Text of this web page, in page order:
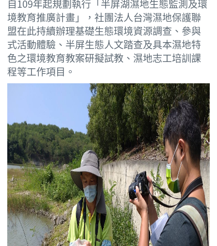
自109年起規劃執行「半屏湖濕地生態監測及環
境教育推廣計畫」，社團法人台灣濕地保護聯
盟在此持續辦理基礎生態環境資源調查、參與
式活動體驗、半屏生態人文踏查及具本濕地特
色之環境教育教案研擬試教、濕地志工培訓課
程等工作項目。